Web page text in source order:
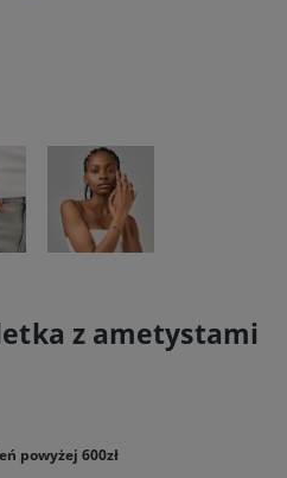
z ametystami
powyżej 600zł